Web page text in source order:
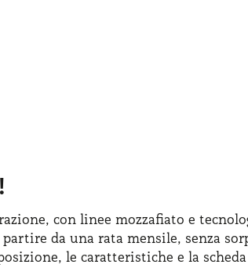
con linee mozzafiato e
partire da una rata mensile, senza
, le caratteristiche e la scheda